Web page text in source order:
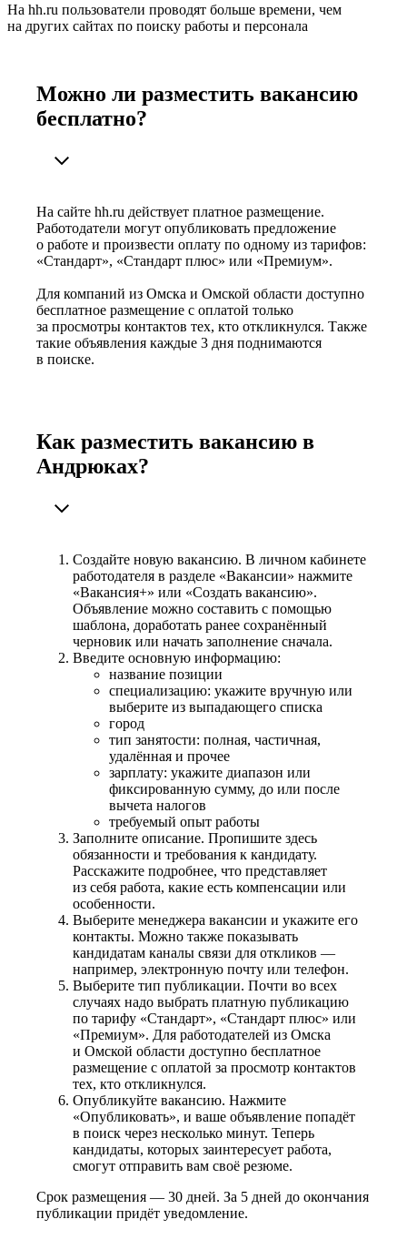
На hh.ru пользователи проводят больше времени, чем
на других сайтах по поиску работы и персонала
Можно ли разместить вакансию
бесплатно?
На сайте hh.ru действует платное размещение.
Работодатели могут опубликовать предложение
о работе и произвести оплату по одному из тарифов:
«Стандарт», «Стандарт плюс» или «Премиум».
Для компаний из Омска и Омской области доступно
бесплатное размещение с оплатой только
за просмотры контактов тех, кто откликнулся. Также
такие объявления каждые 3 дня поднимаются
в поиске.
Как разместить вакансию в
Андрюках?
Создайте новую вакансию. В личном кабинете
работодателя в разделе «Вакансии» нажмите
«Вакансия+» или «Создать вакансию».
Объявление можно составить с помощью
шаблона, доработать ранее сохранённый
черновик или начать заполнение сначала.
Введите основную информацию:
название позиции
специализацию: укажите вручную или
выберите из выпадающего списка
город
тип занятости: полная, частичная,
удалённая и прочее
зарплату: укажите диапазон или
фиксированную сумму, до или после
вычета налогов
требуемый опыт работы
Заполните описание. Пропишите здесь
обязанности и требования к кандидату.
Расскажите подробнее, что представляет
из себя работа, какие есть компенсации или
особенности.
Выберите менеджера вакансии и укажите его
контакты. Можно также показывать
кандидатам каналы связи для откликов —
например, электронную почту или телефон.
Выберите тип публикации. Почти во всех
случаях надо выбрать платную публикацию
по тарифу «Стандарт», «Стандарт плюс» или
«Премиум». Для работодателей из Омска
и Омской области доступно бесплатное
размещение с оплатой за просмотр контактов
тех, кто откликнулся.
Опубликуйте вакансию. Нажмите
«Опубликовать», и ваше объявление попадёт
в поиск через несколько минут. Теперь
кандидаты, которых заинтересует работа,
смогут отправить вам своё резюме.
Срок размещения — 30 дней. За 5 дней до окончания
публикации придёт уведомление.